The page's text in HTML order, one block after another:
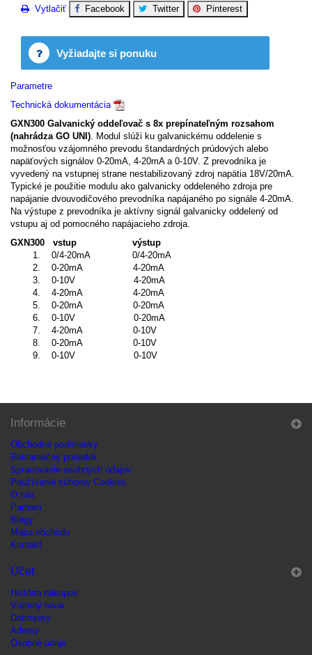
Vytlačiť
Facebook Twitter Pinterest
Vyžiadajte si ponuku
Parametre
Technická dokumentácia
GXN300 Galvanický oddeľovač s 8x prepínateľným rozsahom
(nahrádza GO UNI). Modul slúži ku galvanickému oddelenie s
možnosťou vzájomného prevodu štandardných prúdových alebo
napäťových signálov 0-20mA, 4-20mA a 0-10V. Z prevodníka je
vyvedený na vstupnej strane nestabilizovaný zdroj napätia 18V/20mA.
Typické je použitie modulu ako galvanicky oddeleného zdroja pre
napájanie dvouvodičového prevodníka napájaného po signále 4-20mA.
Na výstupe z prevodníka je aktívny signál galvanicky oddelený od
vstupu aj od pomocného napájacieho zdroja.
GXN300
vstup
výstup
1. 0/4-20mA 0/4-20mA
2. 0-20mA 4-20mA
3. 0-10V 4-20mA
4. 4-20mA 4-20mA
5. 0-20mA 0-20mA
6. 0-10V 0-20mA
7. 4-20mA 0-10V
8. 0-20mA 0-10V
9. 0-10V 0-10V
Informácie
Obchodné podmienky
Reklamačný poriadok
Spracovanie osobných údajov
Používanie súborov Cookies
O nás
Partneri
Blogy
Mapa obchodu
Kontakt
Účet
História nákupov
Vrátený tovar
Dobropisy
Adresy
Osobné údaje